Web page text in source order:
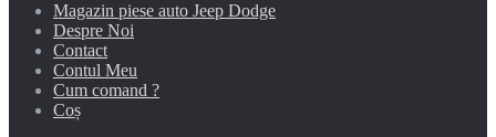
Magazin piese auto Jeep Dodge
Despre Noi
Contact
Contul Meu
Cum comand ?
Coș